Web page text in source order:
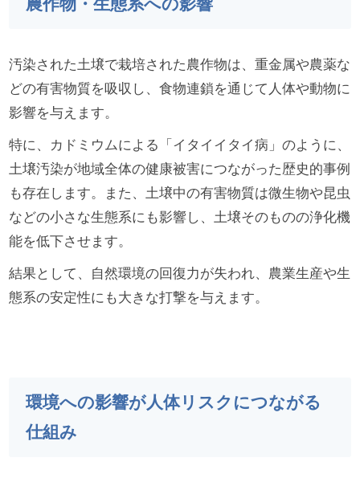
汚染された土壌で栽培された農作物は、重金属や農薬な
どの有害物質を吸収し、食物連鎖を通じて人体や動物に
影響を与えます。
特に、カドミウムによる「イタイイタイ病」のように、
土壌汚染が地域全体の健康被害につながった歴史的事例
も存在します。また、土壌中の有害物質は微生物や昆虫
などの小さな生態系にも影響し、土壌そのものの浄化機
能を低下させます。
結果として、自然環境の回復力が失われ、農業生産や生
態系の安定性にも大きな打撃を与えます。
環境への影響が人体リスクにつながる
仕組み